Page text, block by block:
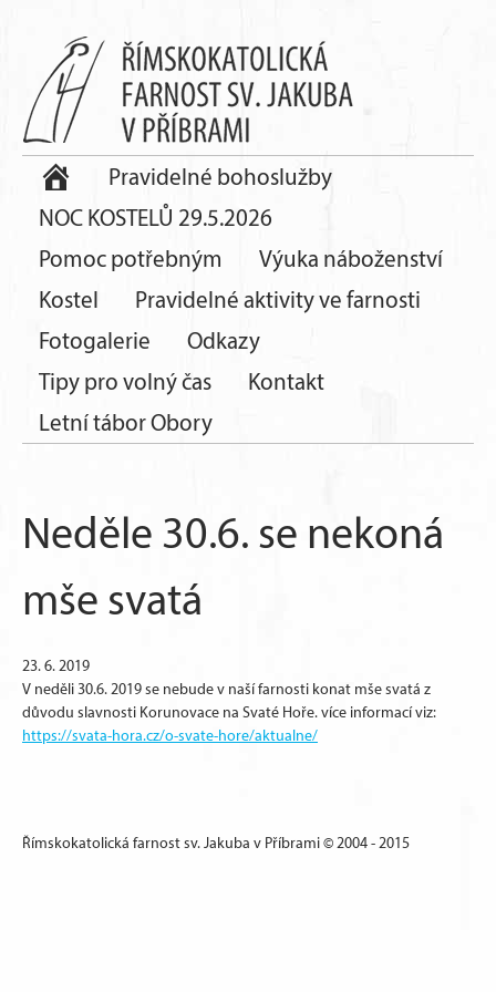
Pravidelné bohoslužby
NOC KOSTELŮ 29.5.2026
Pomoc potřebným
Výuka náboženství
Kostel
Pravidelné aktivity ve farnosti
Fotogalerie
Odkazy
Tipy pro volný čas
Kontakt
Letní tábor Obory
Neděle 30.6. se nekoná
mše svatá
23. 6. 2019
V neděli 30.6. 2019 se nebude v naší farnosti konat mše svatá z
důvodu slavnosti Korunovace na Svaté Hoře. více informací viz:
https://svata-hora.cz/o-svate-hore/aktualne/
Římskokatolická farnost sv. Jakuba v Příbrami © 2004 - 2015